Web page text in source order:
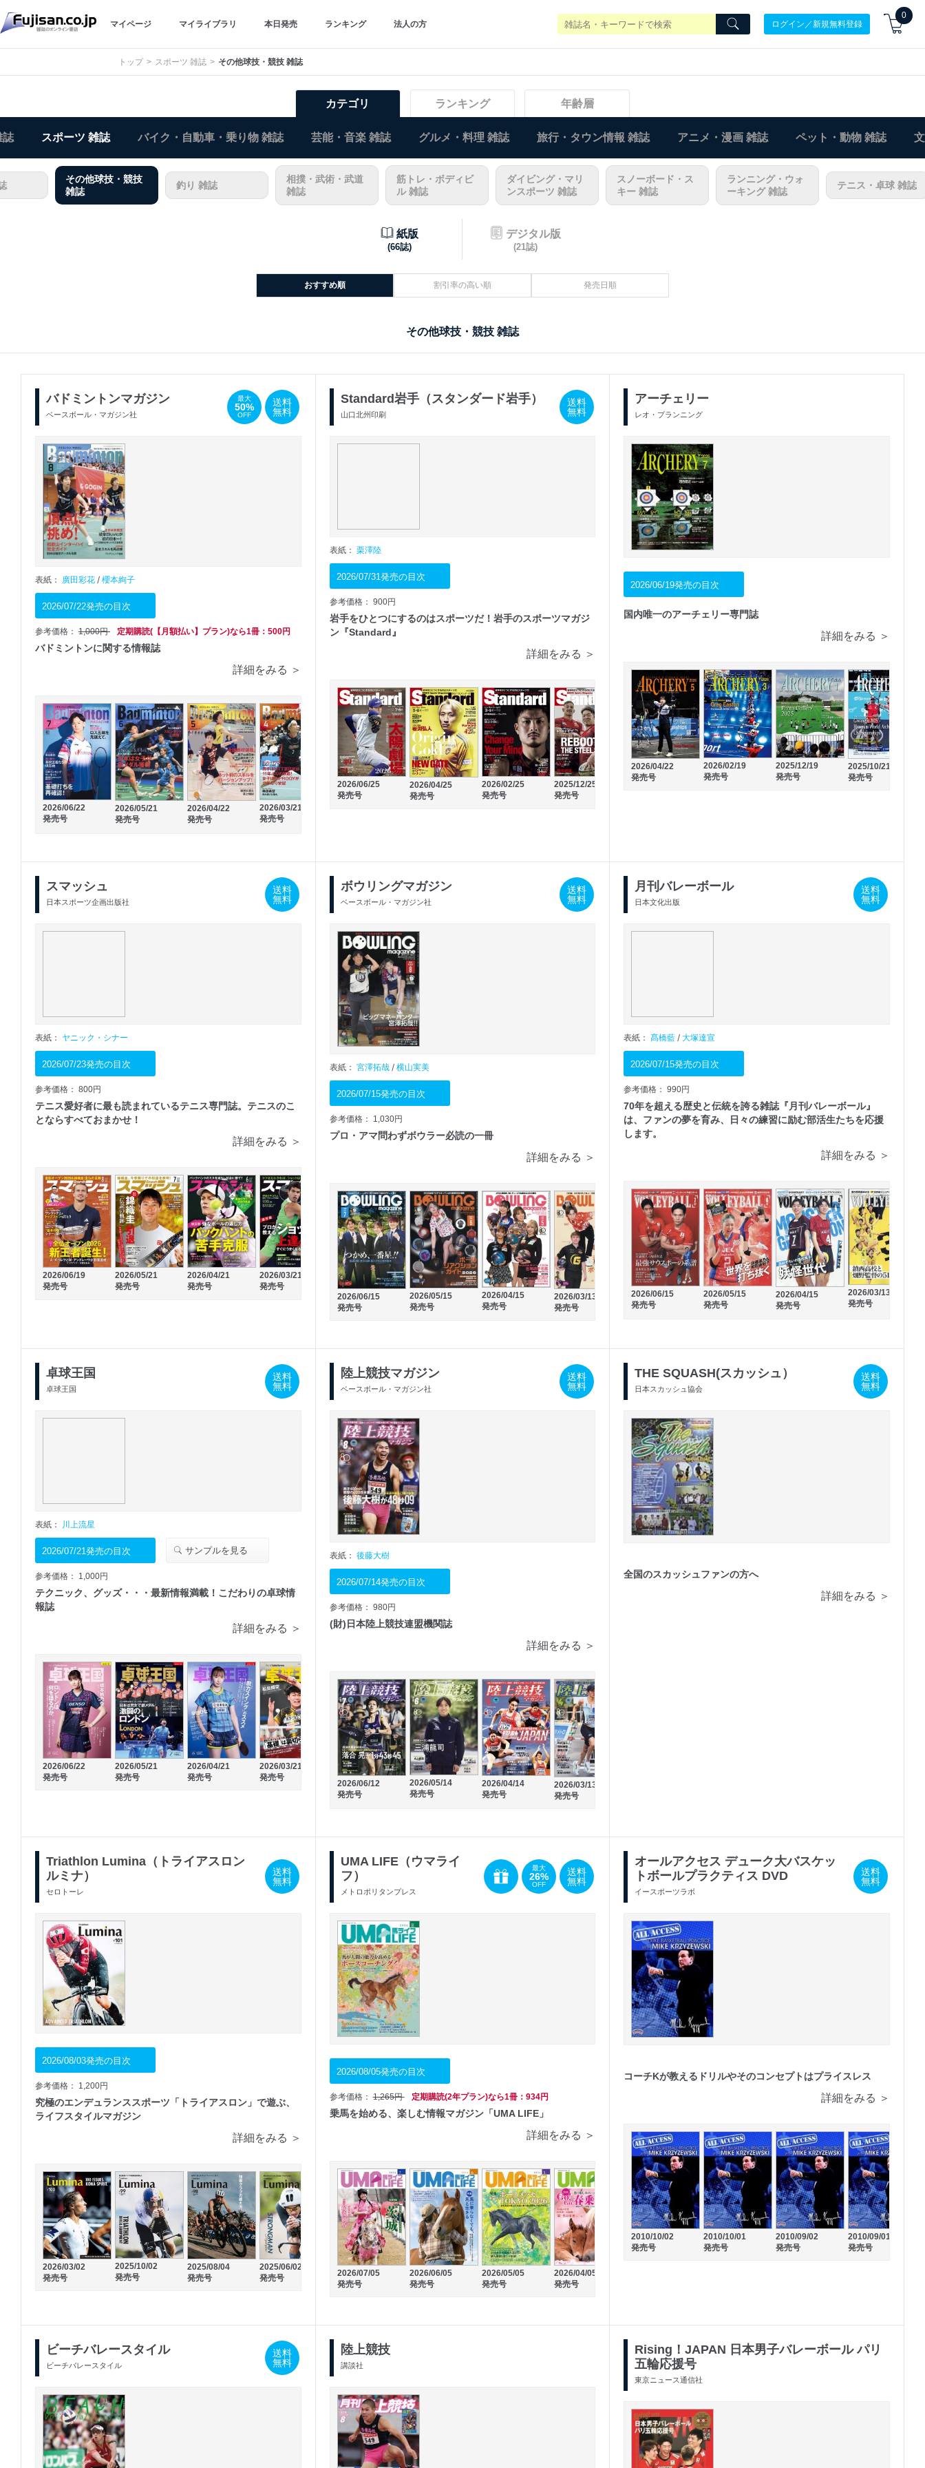
マイページ マイライブラリ 本日発売 ランキング 法人の方 ログイン／新規無料登録
0
トップ スポーツ 雑誌 その他球技・競技 雑誌
カテゴリ ランキング 年齢層
誌 スポーツ 雑誌 バイク・自動車・乗り物 雑誌 芸能・音楽 雑誌 グルメ・料理 雑誌 旅行・タウン情報 雑誌 アニメ・漫画 雑誌 ペット・動物 雑誌
その他球技・競技
雑誌
釣り 雑誌
相撲・武術・武道
雑誌
筋トレ・ボディビ
ル 雑誌
ダイビング・マリ
ンスポーツ 雑誌
スノーボード・ス
キー 雑誌
ランニング・ウォ
ーキング 雑誌
テニス・卓球 雑誌
紙版
(66誌)
デジタル版
(21誌)
おすすめ順 割引率の高い順 発売日順
その他球技・競技 雑誌
バドミントンマガジン
ベースボール・マガジン社
最大
50%
OFF
送料
無料
表紙： 廣田彩花 / 櫻本絢子
2026/07/22発売の目次
参考価格： 1,000円 定期購読(【月額払い】プラン)なら1冊：500円
バドミントンに関する情報誌
詳細をみる ＞
2026/06/22
発売号
2026/05/21
発売号
2026/04/22
発売号
2026/03/21
発売号
Standard岩手（スタンダード岩手）
山口北州印刷
送料
無料
表紙： 栗澤陸
2026/07/31発売の目次
参考価格： 900円
岩手をひとつにするのはスポーツだ！岩手のスポーツマガジ
ン『Standard』
詳細をみる ＞
2026/06/25
発売号
2026/04/25
発売号
2026/02/25
発売号
2025/12/25
発売号
アーチェリー
レオ・プランニング
2026/06/19発売の目次
国内唯一のアーチェリー専門誌
詳細をみる ＞
2026/04/22
発売号
2026/02/19
発売号
2025/12/19
発売号
2025/10/21
発売号
スマッシュ
日本スポーツ企画出版社
送料
無料
表紙： ヤニック・シナー
2026/07/23発売の目次
参考価格： 800円
テニス愛好者に最も読まれているテニス専門誌。テニスのこ
とならすべておまかせ！
詳細をみる ＞
2026/06/19
発売号
2026/05/21
発売号
2026/04/21
発売号
2026/03/21
発売号
2026/02/20
発売号
2026/01/21
発売号
ボウリングマガジン
ベースボール・マガジン社
送料
無料
表紙： 宮澤拓哉 / 横山実美
2026/07/15発売の目次
参考価格： 1,030円
プロ・アマ問わずボウラー必読の一冊
詳細をみる ＞
2026/06/15
発売号
2026/05/15
発売号
2026/04/15
発売号
2026/03/13
発売号
2026/02/14
発売号
2026/01/15
発売号
月刊バレーボール
日本文化出版
送料
無料
表紙：髙橋藍 /大塚達宣
2026/07/15発売の目次
参考価格： 990円
70年を超える歴史と伝統を誇る雑誌『月刊バレーボール』
は、ファンの夢を育み、日々の練習に励む部活生たちを応援
します。
詳細をみる ＞
2026/06/15
発売号
2026/05/15
発売号
2026/04/15
発売号
2026/03/13
発売号
卓球王国
卓球王国
送料
無料
表紙： 川上流星
2026/07/21発売の目次 サンプルを見る
参考価格： 1,000円
テクニック、グッズ・・・最新情報満載！こだわりの卓球情
報誌
詳細をみる ＞
2026/06/22
発売号
2026/05/21
発売号
2026/04/21
発売号
2026/03/21
発売号
2026/02/20
発売号
2026/01/21
発売号
陸上競技マガジン
ベースボール・マガジン社
送料
無料
表紙： 後藤大樹
2026/07/14発売の目次
参考価格： 980円
(財)日本陸上競技連盟機関誌
詳細をみる ＞
2026/06/12
発売号
2026/05/14
発売号
2026/04/14
発売号
2026/03/13
発売号
THE SQUASH(スカッシュ）
日本スカッシュ協会
送料
無料
全国のスカッシュファンの方へ
詳細をみる ＞
Triathlon Lumina（トライアスロン
ルミナ）
セロトーレ
送料
無料
2026/08/03発売の目次
参考価格： 1,200円
究極のエンデュランススポーツ「トライアスロン」で遊ぶ、
ライフスタイルマガジン
詳細をみる ＞
2026/03/02
発売号
2025/10/02
発売号
2025/08/04
発売号
2025/06/02
発売号
2025/03/03
発売号
2024/10/02
発売号
UMA LIFE（ウマライ
フ）
メトロポリタンプレス
最大
26%
OFF
送料
無料
2026/08/05発売の目次
参考価格：1,265円 定期購読(2年プラン)なら1冊：934円
乗馬を始める、楽しむ情報マガジン「UMA LIFE」
詳細をみる ＞
2026/07/05
発売号
2026/06/05
発売号
2026/05/05
発売号
2026/04/05
発売号
オールアクセス デューク大バスケッ
トボールプラクティス DVD
イースポーツラボ
送料
無料
コーチKが教えるドリルやそのコンセプトはプライスレス
詳細をみる ＞
2010/10/02
発売号
2010/10/01
発売号
2010/09/02
発売号
2010/09/01
発売号
ビーチバレースタイル
ビーチバレースタイル
送料
無料
陸上競技
講談社
Rising！JAPAN 日本男子バレーボール パリ
五輪応援号
東京ニュース通信社